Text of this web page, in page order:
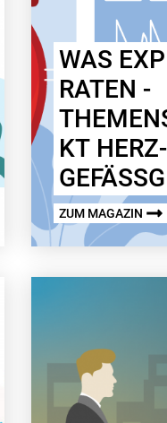
WAS
RATEN -
KT
ZUM MAGAZIN